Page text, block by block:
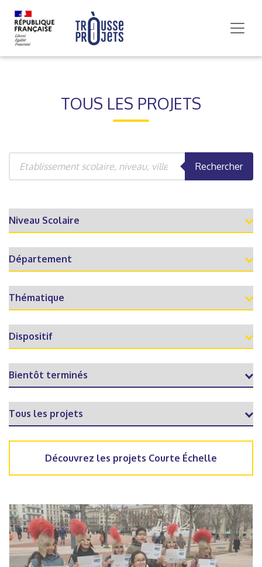
TOUS LES PROJETS
Rechercher
Découvrez les projets Courte Échelle